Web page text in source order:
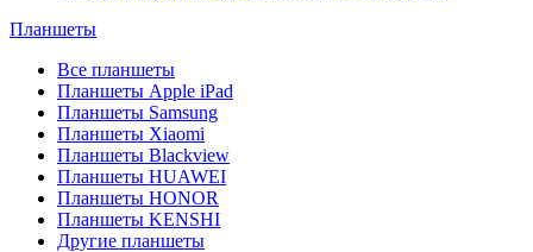
Планшеты
Все планшеты
Планшеты Apple iPad
Планшеты Samsung
Планшеты Xiaomi
Планшеты Blackview
Планшеты HUAWEI
Планшеты HONOR
Планшеты KENSHI
Другие планшеты